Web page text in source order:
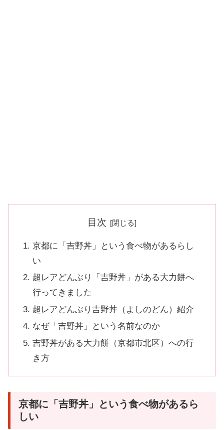
目次
京都に「吉野丼」という食べ物があるらし
い
超レアどんぶり「吉野丼」がある大力餅へ
行ってきました
超レアどんぶり吉野丼（よしのどん）紹介
なぜ「吉野丼」という名前なのか
吉野丼がある大力餅（京都市北区）への行
き方
京都に「吉野丼」という食べ物があるら
しい